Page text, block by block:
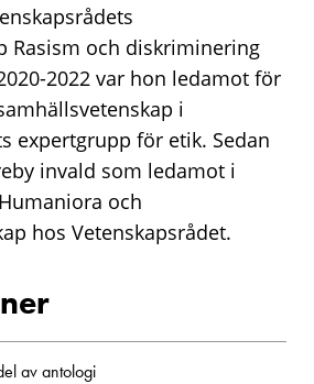
Rasism och diskriminering
2022 var hon ledamot för
i
expertgrupp för etik. Sedan
invald som ledamot i
och
hos Vetenskapsrådet.
av antologi